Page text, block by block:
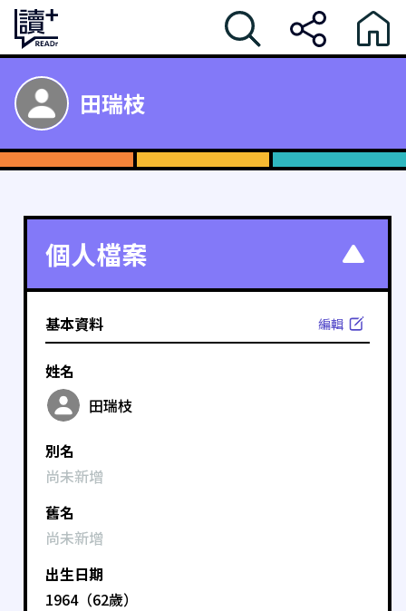
田瑞枝
個人檔案
基本資料 編輯
姓名
田瑞枝
別名
尚未新增
舊名
尚未新增
出生日期
1964（62歲）